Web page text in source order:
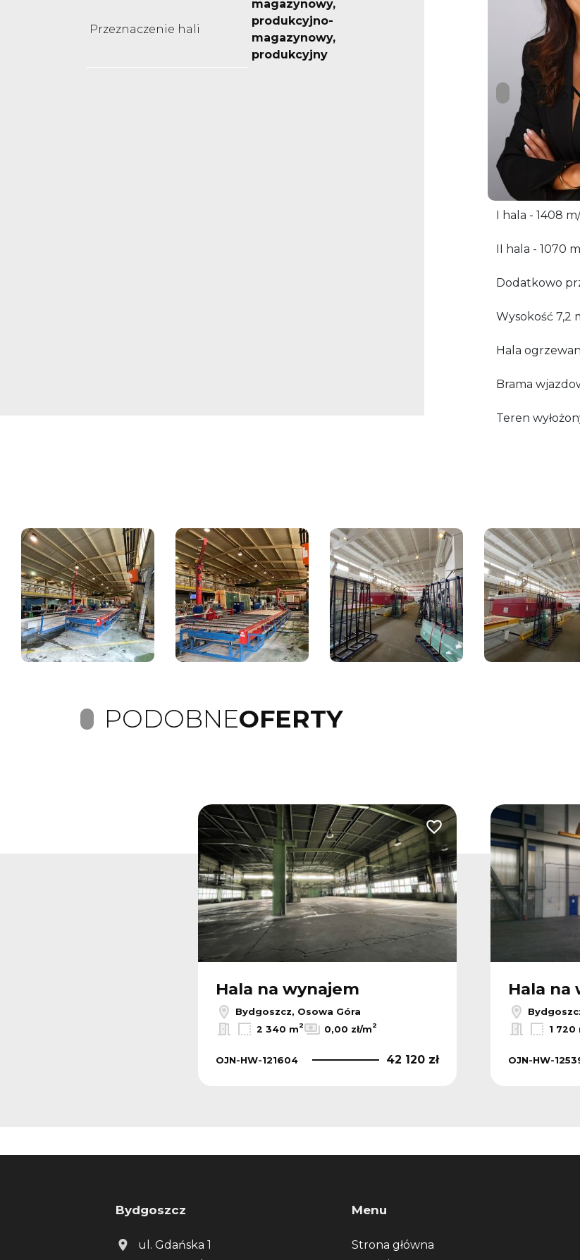
Przeznaczenie hali
magazynowy,
produkcyjno-
magazynowy,
produkcyjny
OPIS
Do
Obiekt składa
I hala - 1408
II hala - 1070
Dodatkowo
Wysokość 7,2
Hala
Brama
Teren
PODOBNEOFERTY
Dodaj do ulubionych
Hala na wynajem
Bydgoszcz, Osowa Góra
2 340 m2 0,00 zł/m2
OJN-HW-121604 42 120 zł
Hala na
1 720
OJN-HW-
Bydgoszcz
ul. Gdańska 1
Menu
Strona główna